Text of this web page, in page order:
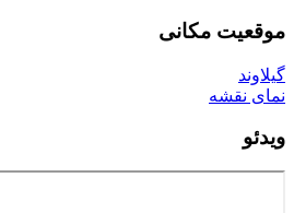
موقعیت مکانی
گیلاوند
نمای نقشه
ویدئو